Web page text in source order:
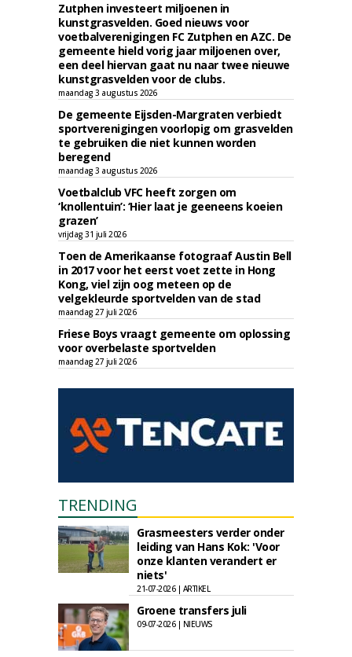
Zutphen investeert miljoenen in
kunstgrasvelden. Goed nieuws voor
voetbalverenigingen FC Zutphen en AZC. De
gemeente hield vorig jaar miljoenen over,
een deel hiervan gaat nu naar twee nieuwe
kunstgrasvelden voor de clubs.
maandag 3 augustus 2026
De gemeente Eijsden-Margraten verbiedt
sportverenigingen voorlopig om grasvelden
te gebruiken die niet kunnen worden
beregend
maandag 3 augustus 2026
Voetbalclub VFC heeft zorgen om
‘knollentuin’: ‘Hier laat je geeneens koeien
grazen’
vrijdag 31 juli 2026
Toen de Amerikaanse fotograaf Austin Bell
in 2017 voor het eerst voet zette in Hong
Kong, viel zijn oog meteen op de
velgekleurde sportvelden van de stad
maandag 27 juli 2026
Friese Boys vraagt gemeente om oplossing
voor overbelaste sportvelden
maandag 27 juli 2026
TRENDING
Grasmeesters verder onder
leiding van Hans Kok: 'Voor
onze klanten verandert er
niets'
21-07-2026 | ARTIKEL
Groene transfers juli
09-07-2026 | NIEUWS